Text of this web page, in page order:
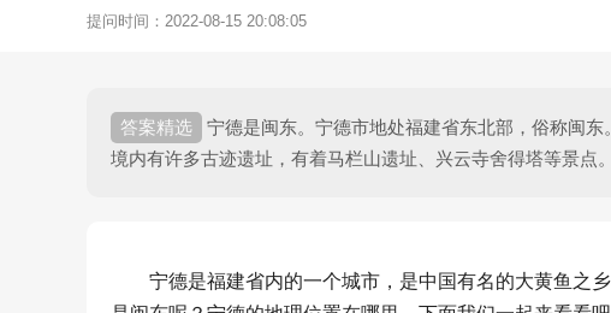
提问时间： 2022-08-15 20:08:05
宁德是闽东。宁德市地处福建省东北部，俗称闽
境内有许多古迹遗址，有着马栏山遗址、兴云寺舍得塔等景点。
宁德是福建省内的一个城市，是中国有名的大黄鱼之